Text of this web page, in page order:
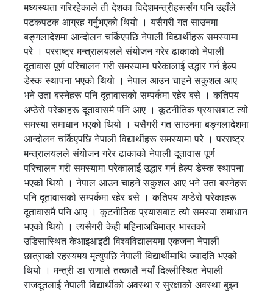
मध्यस्थता गरिरहेकाले ती देशका विदेशमन्त्रीहरूसँग पनि उहाँले
पटकपटक आग्रह गर्नुभएको थियो । यसैगरी गत साउनमा
बङ्गलादेशमा आन्दोलन चर्किएपछि नेपाली विद्यार्थीहरू समस्यामा
परे । परराष्ट्र मन्त्रालयलले संयोजन गरेर ढाकाको नेपाली
दूतावास पूर्ण परिचालन गरी समस्यामा परेकालाई उद्धार गर्न हेल्प
डेस्क स्थापना भएको थियो । नेपाल आउन चाहने सकुशल आए
भने उता बस्नेहरू पनि दूतावासको सम्पर्कमा रहेर बसे । कतिपय
अप्ठेरो परेकाहरू दूतावासमै पनि आए । कूटनीतिक प्रयासबाट त्यो
समस्या समाधान भएको थियो । यसैगरी गत साउनमा बङ्गलादेशमा
आन्दोलन चर्किएपछि नेपाली विद्यार्थीहरू समस्यामा परे । परराष्ट्र
मन्त्रालयलले संयोजन गरेर ढाकाको नेपाली दूतावास पूर्ण
परिचालन गरी समस्यामा परेकालाई उद्धार गर्न हेल्प डेस्क स्थापना
भएको थियो । नेपाल आउन चाहने सकुशल आए भने उता बस्नेहरू
पनि दूतावासको सम्पर्कमा रहेर बसे । कतिपय अप्ठेरो परेकाहरू
दूतावासमै पनि आए । कूटनीतिक प्रयासबाट त्यो समस्या समाधान
भएको थियो । त्यसैगरी केही महिनाअघिमात्र भारतको
उडिसास्थित केआइआइटी विश्वविद्यालयमा एकजना नेपाली
छात्राको रहस्यमय मृत्युपछि नेपाली विद्यार्थीमाथि ज्यादति भएको
थियो । मन्त्री डा राणाले तत्कालै नयाँ दिल्लीस्थित नेपाली
राजदूतलाई नेपाली विद्यार्थीको अवस्था र सुरक्षाको अवस्था बुझ्न